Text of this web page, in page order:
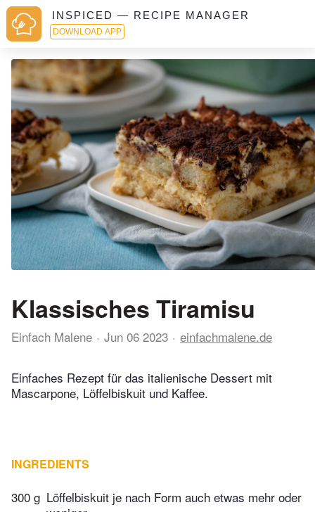
INSPICED — RECIPE MANAGER
DOWNLOAD APP
Klassisches Tiramisu
Einfach Malene Jun 06 2023 einfachmalene.de
Einfaches Rezept für das italienische Dessert mit
Mascarpone, Löffelbiskuit und Kaffee.
INGREDIENTS
300 g Löffelbiskuit je nach Form auch etwas mehr oder